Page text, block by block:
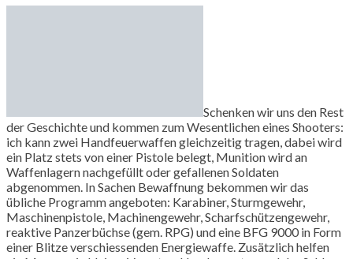
Schenken wir uns den Rest
der Geschichte und kommen zum Wesentlichen eines Shooters:
ich kann zwei Handfeuerwaffen gleichzeitig tragen, dabei wird
ein Platz stets von einer Pistole belegt, Munition wird an
Waffenlagern nachgefüllt oder gefallenen Soldaten
abgenommen. In Sachen Bewaffnung bekommen wir das
übliche Programm angeboten: Karabiner, Sturmgewehr,
Maschinenpistole, Machinengewehr, Scharfschützengewehr,
reaktive Panzerbüchse (gem. RPG) und eine BFG 9000 in Form
einer Blitze verschiessenden Energiewaffe. Zusätzlich helfen